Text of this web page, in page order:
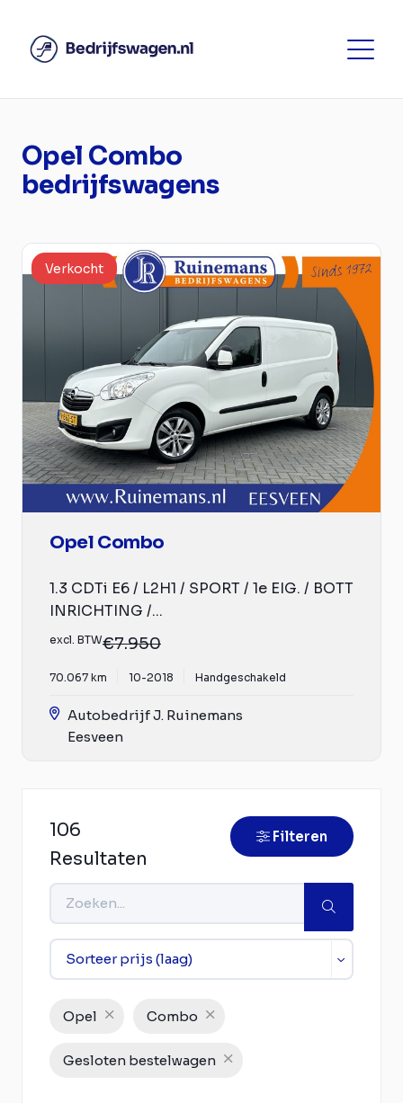
Opel Combo
bedrijfswagens
Verkocht
Opel Combo
1.3 CDTi E6 / L2H1 / SPORT / 1e EIG. / BOTT
INRICHTING /...
excl. BTW€7.950
70.067 km 10-2018 Handgeschakeld
Autobedrijf J. Ruinemans
Eesveen
106
Resultaten
Filteren
Opel Combo
Gesloten bestelwagen